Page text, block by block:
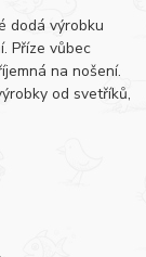
dodá výrobku
Příze vůbec
na nošení.
od svetříků,